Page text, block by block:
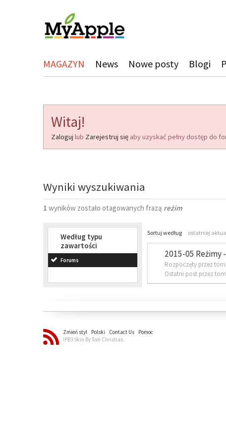
MAGAZYN News Nowe posty Blogi
Witaj!
Zaloguj lub Zarejestruj się aby uzyskać pełny dostęp do
Wyniki wyszukiwania
1 wyników zostało otagowanych frazą reżim
Według typu
zawartości
Forums
Sortuj według ostatniej
2015-05 Reżimy
Rozpoczęty przez
Ostatni post przez
Zmień styl Polski Contact Us
Pomoc
IPB3 Skin By Tom Christian.